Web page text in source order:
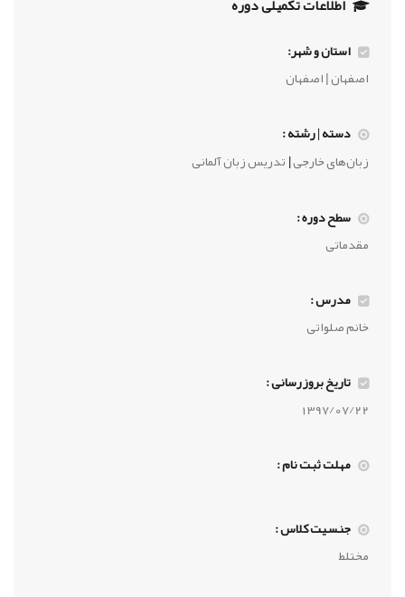
اطلاعات تکمیلی دوره
استان و شهر:
اصفهان | اصفهان
دسته | رشته :
زبان‌های خارجی|تدریس زبان آلمانی
سطح دوره :
مقدماتی
مدرس :
خانم صلواتی
تاریخ بروزرسانی :
1397/07/22
مهلت ثبت نام :
جنسیت کلاس :
مختلط